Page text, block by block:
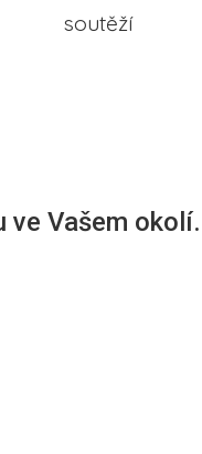
soutěží
Vašem okolí.